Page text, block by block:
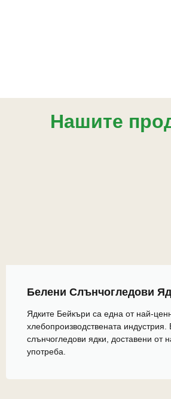
Нашите
Белени Слънчогледови
Ядките Бейкъри са една от най-
хлебопроизводствената индустрия.
слънчогледови ядки, доставени от
употреба.